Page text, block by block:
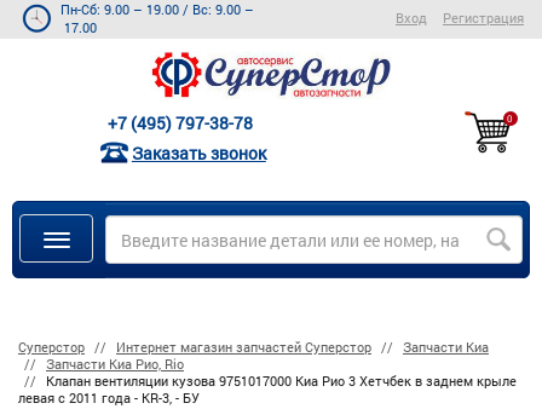
Пн-Сб: 9.00 – 19.00 / Вс: 9.00 –
17.00
Вход Регистрация
+7 (495) 797-38-78
Заказать звонок
0
Суперстор Интернет магазин запчастей Суперстор
Запчасти Киа
Запчасти Киа Рио, Rio
Клапан вентиляции кузова 9751017000 Киа Рио 3 Хетчбек в заднем крыле
левая с 2011 года - KR-3, - БУ